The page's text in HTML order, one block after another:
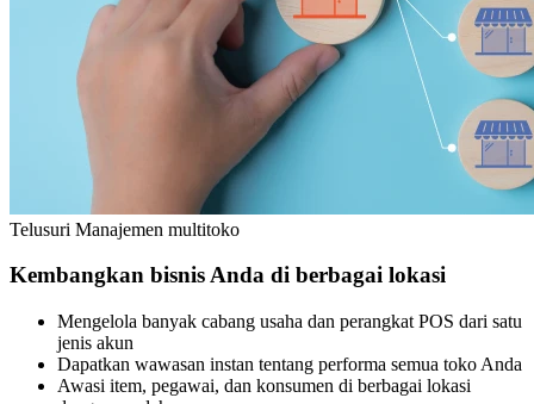
Telusuri Manajemen multitoko
Kembangkan bisnis Anda di berbagai lokasi
Mengelola banyak cabang usaha dan perangkat POS dari satu
jenis akun
Dapatkan wawasan instan tentang performa semua toko Anda
Awasi item, pegawai, dan konsumen di berbagai lokasi